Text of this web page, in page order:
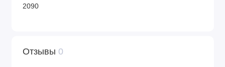
2090
Отзывы 0